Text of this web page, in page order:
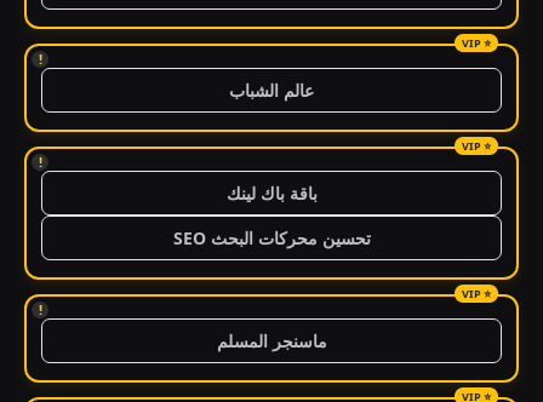
!
عالم الشباب
!
باقة باك لينك
تحسين محركات البحث SEO
!
ماسنجر المسلم